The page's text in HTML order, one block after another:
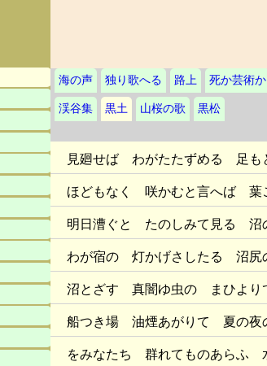
海の声 独り歌へる 路上 死か芸術か
渓谷集 黒土 山桜の歌
黒松
見廻せば わがたたずめる 足
ほどもなく 咲かむと言へば
明日漕ぐと たのしみて見る
わが宿の 灯かげさしたる 沼
沼とざす 真闇ゆ虫の まひよ
船つき場 油煙あがりて 夏の
をみなたち 群れてものあらふ